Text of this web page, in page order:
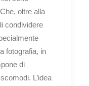
oltre alla
condividere
fotografia, in
di
L’idea